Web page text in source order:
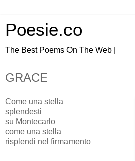
Poesie.co
The Best Poems On The Web |
GRACE
Come una stella
splendesti
su Montecarlo
come una stella
risplendi nel firmamento